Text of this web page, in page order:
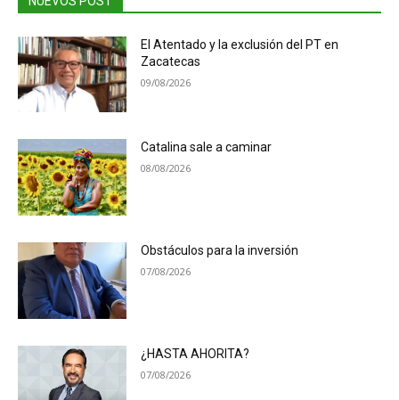
El Atentado y la exclusión del PT en
Zacatecas
09/08/2026
Catalina sale a caminar
08/08/2026
Obstáculos para la inversión
07/08/2026
¿HASTA AHORITA?
07/08/2026